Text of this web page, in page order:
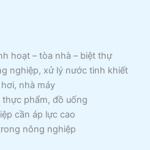
hoạt – tòa nhà – biệt thự
nghiệp, xử lý nước tinh khiết
nhà máy
phẩm, đồ uống
cần áp lực cao
nông nghiệp